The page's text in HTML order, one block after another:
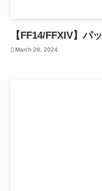
【FF14/FFXIV】パ
March 26, 2024